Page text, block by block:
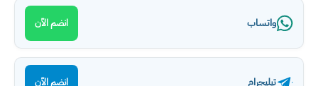
واتساب انضم الآن
تيليجرام انضم الآن